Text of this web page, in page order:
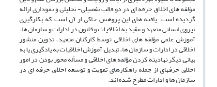
مؤلفه های اخلاق حرفه ای در دو قالب تفصیلی- تحلیلی و نموداری ارائه
گردیده است. یافته های این پژوهش حاکی از آن است که بکارگیری
نیروی انسانی متعهد و مقید به اخلاقیات و قانون در ادارات و سازمان ها،
آموزش علمی مؤلفه های اخلاقی توسط کارکنان متعهد، تدوین منشور
اخلاقی در ادارات و سازمان ها، تبدیل آموزش اخلاقیات به یادگیری یا به
بیانی دیگر نهادینه کردن مؤلفه های اخلاقی و مسأله محور بودن در امور
اخلاق حرفهای از جمله راهکارهای تقویت و توسعه اخلاق حرفه ای در
سازمان ها و ادارات مطرح شده اند.